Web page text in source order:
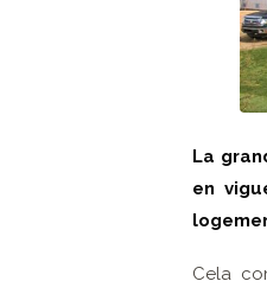
La
en
Cela